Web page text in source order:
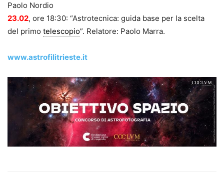
Paolo Nordio
23.02, ore 18:30: “Astrotecnica: guida base per la scelta
del primo telescopio”. Relatore: Paolo Marra.
www.astrofilitrieste.it